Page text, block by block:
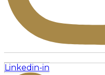
Linkedin-in